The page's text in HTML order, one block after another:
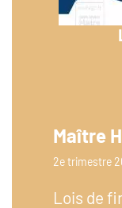
Maître
2e trimestre
Lois de